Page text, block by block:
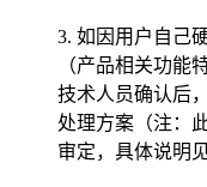
3. 如因用户自己
（产品相关功能
技术人员确认后
处理方案（注：
审定，具体说明